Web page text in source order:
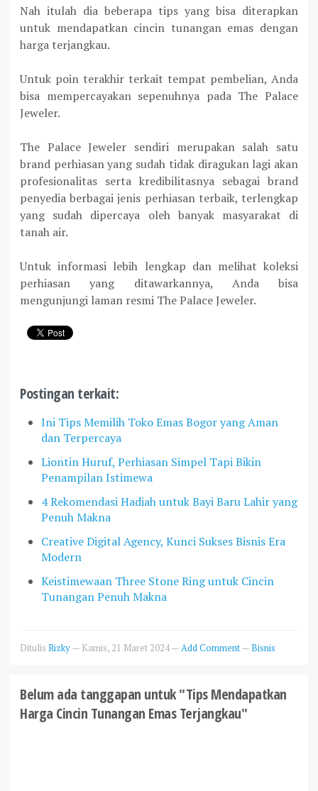
Nah itulah dia beberapa tips yang bisa diterapkan
untuk mendapatkan cincin tunangan emas dengan
harga terjangkau.
Untuk poin terakhir terkait tempat pembelian, Anda
bisa mempercayakan sepenuhnya pada The Palace
Jeweler.
The Palace Jeweler sendiri merupakan salah satu
brand perhiasan yang sudah tidak diragukan lagi akan
profesionalitas serta kredibilitasnya sebagai brand
penyedia berbagai jenis perhiasan terbaik, terlengkap
yang sudah dipercaya oleh banyak masyarakat di
tanah air.
Untuk informasi lebih lengkap dan melihat koleksi
perhiasan yang ditawarkannya, Anda bisa
mengunjungi laman resmi The Palace Jeweler.
Postingan terkait:
Ini Tips Memilih Toko Emas Bogor yang Aman
dan Terpercaya
Liontin Huruf, Perhiasan Simpel Tapi Bikin
Penampilan Istimewa
4 Rekomendasi Hadiah untuk Bayi Baru Lahir yang
Penuh Makna
Creative Digital Agency, Kunci Sukses Bisnis Era
Modern
Keistimewaan Three Stone Ring untuk Cincin
Tunangan Penuh Makna
Ditulis Rizky— Kamis, 21 Maret 2024—Add Comment—Bisnis
Belum ada tanggapan untuk "Tips Mendapatkan
Harga Cincin Tunangan Emas Terjangkau"